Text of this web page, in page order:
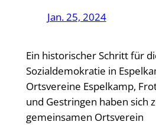
Jan. 25, 2024
Ein historischer Schritt für
Sozialdemokratie in
Ortsvereine Espelkamp,
und Gestringen haben sich
gemeinsamen Ortsverein